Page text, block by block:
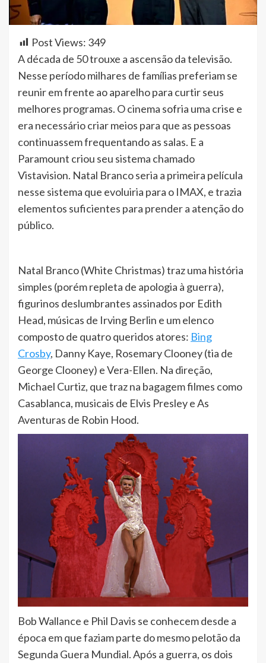
Post Views: 349
A década de 50 trouxe a ascensão da televisão.
Nesse período milhares de famílias preferiam se
reunir em frente ao aparelho para curtir seus
melhores programas. O cinema sofria uma crise e
era necessário criar meios para que as pessoas
continuassem frequentando as salas. E a
Paramount criou seu sistema chamado
Vistavision. Natal Branco seria a primeira película
nesse sistema que evoluiria para o IMAX, e trazia
elementos suficientes para prender a atenção do
público.
Natal Branco (White Christmas) traz uma história
simples (porém repleta de apologia à guerra),
figurinos deslumbrantes assinados por Edith
Head, músicas de Irving Berlin e um elenco
composto de quatro queridos atores: Bing
Crosby, Danny Kaye, Rosemary Clooney (tia de
George Clooney) e Vera-Ellen. Na direção,
Michael Curtiz, que traz na bagagem filmes como
Casablanca, musicais de Elvis Presley e As
Aventuras de Robin Hood.
Bob Wallance e Phil Davis se conhecem desde a
época em que faziam parte do mesmo pelotão da
Segunda Guera Mundial. Após a guerra, os dois